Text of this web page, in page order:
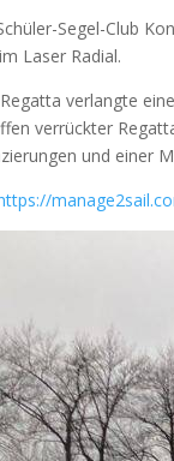
Segel-Club
Laser Radial.
verlangte
verrückter
und einer